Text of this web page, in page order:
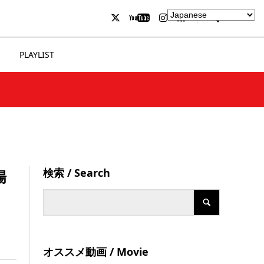
PLAYLIST
検索 / Search
オススメ動画 / Movie